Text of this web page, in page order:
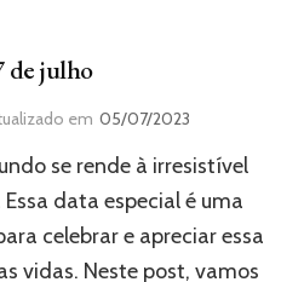
de julho
em 05/07/2023
se rende à irresistível
data especial é uma
celebrar e apreciar essa
vidas. Neste post, vamos